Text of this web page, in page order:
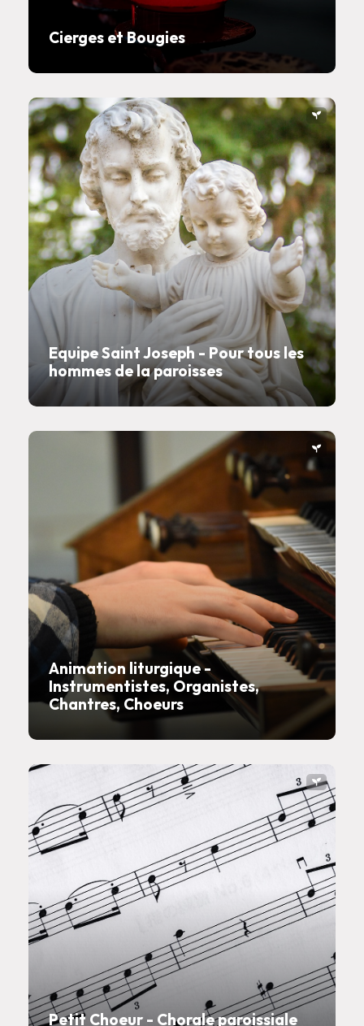
Cierges et Bougies
Equipe Saint Joseph - Pour tous les
hommes de la paroisses
Animation liturgique -
Instrumentistes, Organistes,
Chantres, Choeurs
Petit Choeur - Chorale paroissiale